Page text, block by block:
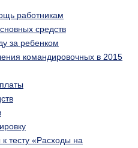
работникам
средств
за ребенком
командировочных в 2015
тесту «Расходы на